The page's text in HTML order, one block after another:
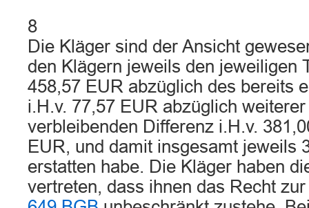
8
Die Kläger sind der Ansicht
den Klägern jeweils den jeweiligen
458,57 EUR abzüglich des bereits
i.H.v. 77,57 EUR abzüglich
verbleibenden Differenz i.H.v.
EUR, und damit insgesamt jeweils
erstatten habe. Die Kläger haben
vertreten, dass ihnen das Recht